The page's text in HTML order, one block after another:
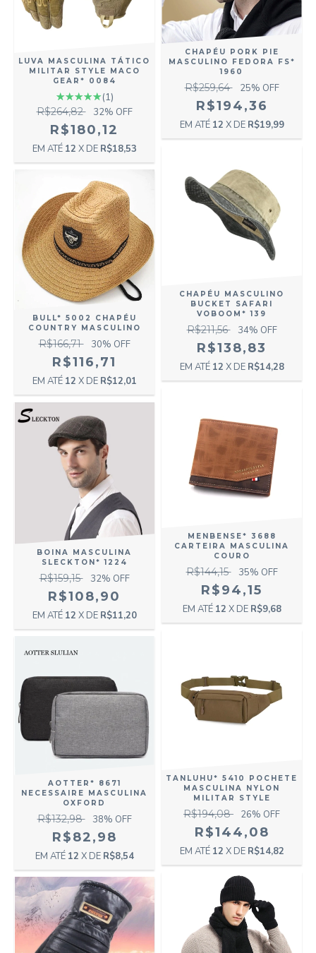
LUVA MASCULINA TÁTICO
MILITAR STYLE MACO
GEAR* 0084
(1)
R$264,82 32% OFF
R$180,12
12 X DE R$18,53
CHAPÉU PORK PIE
MASCULINO FEDORA FS*
1960
R$259,64 25% OFF
R$194,36
12 X DE R$19,99
BULL* 5002 CHAPÉU
COUNTRY MASCULINO
R$166,71 30% OFF
R$116,71
12 X DE R$12,01
CHAPÉU MASCULINO
BUCKET SAFARI
VOBOOM* 139
R$211,56 34% OFF
R$138,83
12 X DE R$14,28
BOINA MASCULINA
SLECKTON* 1224
R$159,15 32% OFF
R$108,90
12 X DE R$11,20
MENBENSE* 3688
CARTEIRA MASCULINA
COURO
R$144,15 35% OFF
R$94,15
12 X DE R$9,68
AOTTER* 8671
NECESSAIRE MASCULINA
OXFORD
R$132,98 38% OFF
R$82,98
12 X DE R$8,54
TANLUHU* 5410 POCHETE
MASCULINA NYLON
MILITAR STYLE
R$194,08 26% OFF
R$144,08
12 X DE R$14,82